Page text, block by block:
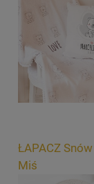
ŁAPACZ
Miś